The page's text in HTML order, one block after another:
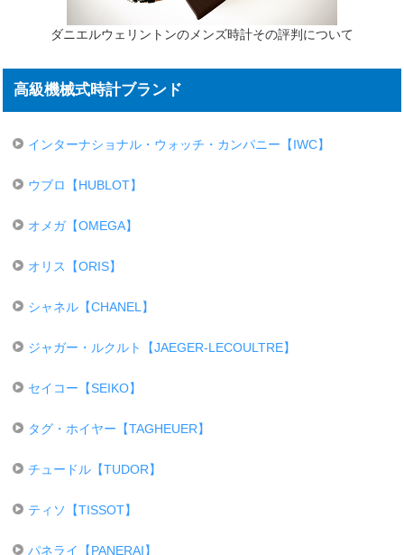
ダニエルウェリントンのメンズ時計その評判について
高級機械式時計ブランド
インターナショナル・ウォッチ・カンパニー【IWC】
ウブロ【HUBLOT】
オメガ【OMEGA】
オリス【ORIS】
シャネル【CHANEL】
ジャガー・ルクルト【JAEGER-LECOULTRE】
セイコー【SEIKO】
タグ・ホイヤー【TAGHEUER】
チュードル【TUDOR】
ティソ【TISSOT】
パネライ【PANERAI】